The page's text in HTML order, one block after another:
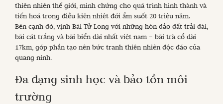
thiên nhiên thế giới, minh chứng cho quá trình hình thành và
tiến hoá trong điều kiện nhiệt đới ẩm suốt 20 triệu năm.
Bên cạnh đó, vịnh Bái Tử Long với những hòn đảo đất trải dài,
bãi cát trắng và bãi biển dài nhất việt nam – bãi trà cổ dài
17km, góp phần tạo nên bức tranh thiên nhiên độc đáo của
quang ninh.
Đa dạng sinh học và bảo tồn môi
trường